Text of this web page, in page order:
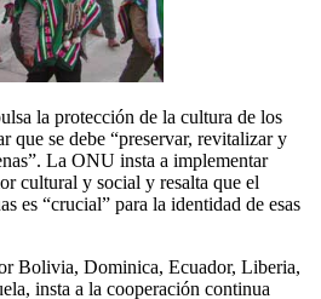
la protección de la cultura de los
que se debe “preservar, revitalizar y
La ONU insta a implementar
cultural y social y resalta que el
es “crucial” para la identidad de esas
Bolivia, Dominica, Ecuador, Liberia,
insta a la cooperación continua